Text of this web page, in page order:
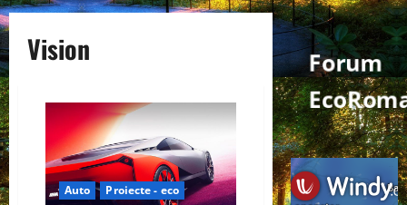
Vision
Auto Proiecte - eco
Forum